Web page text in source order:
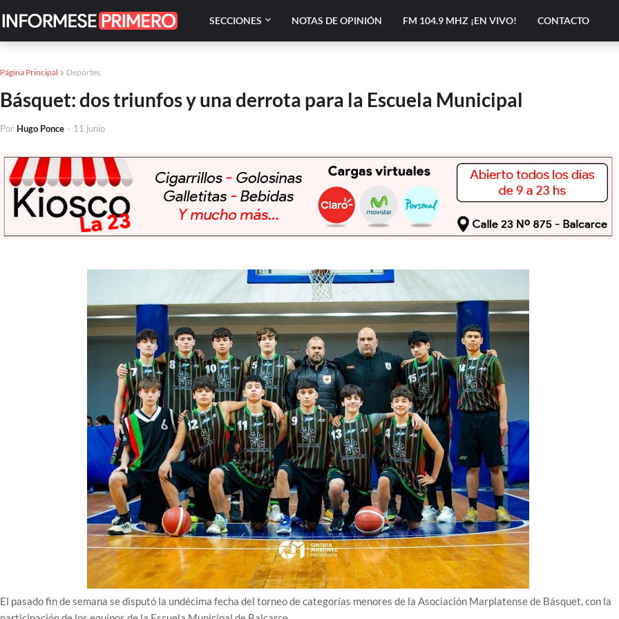
SECCIONES NOTAS DE OPINIÓN FM 104.9 MHZ ¡EN VIVO! CONTACTO
Página Principal Deportes
Básquet: dos triunfos y una derrota para la Escuela Municipal
Por Hugo Ponce - 11 junio
El pasado fin de semana se disputó la undécima fecha del torneo de categorías menores de la Asociación Marplatense de Básquet, con la